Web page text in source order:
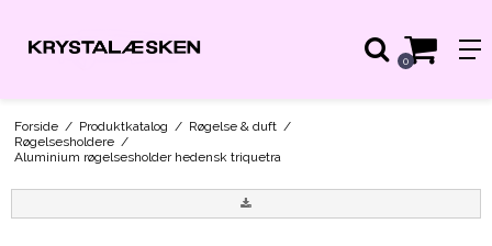
0
Forside / Produktkatalog / Røgelse & duft /
Røgelsesholdere /
Aluminium røgelsesholder hedensk triquetra